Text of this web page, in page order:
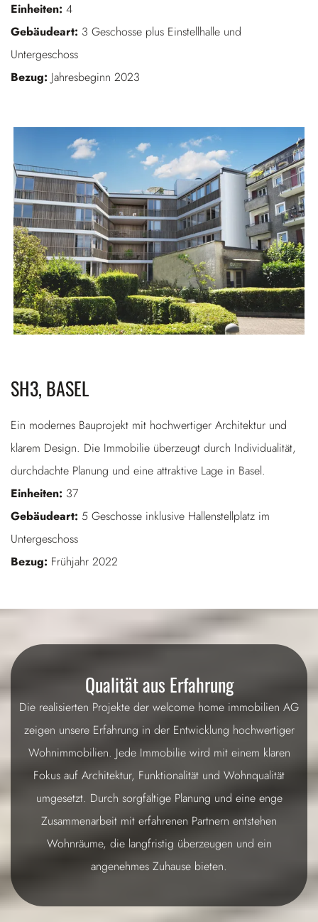
Einheiten: 4
Gebäudeart: 3 Geschosse plus Einstellhalle und
Untergeschoss
Bezug: Jahresbeginn 2023
SH3, BASEL
Ein modernes Bauprojekt mit hochwertiger Architektur und
klarem Design. Die Immobilie überzeugt durch Individualität,
durchdachte Planung und eine attraktive Lage in Basel.
Einheiten: 37
Gebäudeart: 5 Geschosse inklusive Hallenstellplatz im
Untergeschoss
Bezug: Frühjahr 2022
Qualität aus Erfahrung
Die realisierten Projekte der welcome home immobilien AG
zeigen unsere Erfahrung in der Entwicklung hochwertiger
Wohnimmobilien. Jede Immobilie wird mit einem klaren
Fokus auf Architektur, Funktionalität und Wohnqualität
umgesetzt. Durch sorgfältige Planung und eine enge
Zusammenarbeit mit erfahrenen Partnern entstehen
Wohnräume, die langfristig überzeugen und ein
angenehmes Zuhause bieten.